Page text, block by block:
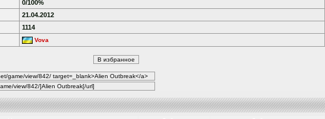
0/100%
21.04.2012
1114
Vova